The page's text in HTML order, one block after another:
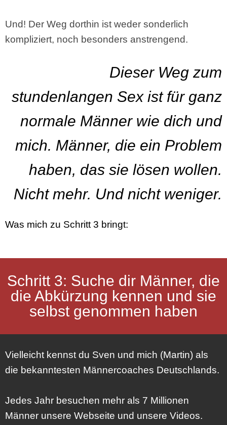
Und! Der Weg dorthin ist weder sonderlich
kompliziert, noch besonders anstrengend.
Dieser Weg zum
stundenlangen Sex ist für ganz
normale Männer wie dich und
mich. Männer, die ein Problem
haben, das sie lösen wollen.
Nicht mehr. Und nicht weniger.
Was mich zu Schritt 3 bringt:
Schritt 3: Suche dir Männer, die
die Abkürzung kennen und sie
selbst genommen haben
Vielleicht kennst du Sven und mich (Martin) als
die bekanntesten Männercoaches Deutschlands.
Jedes Jahr besuchen mehr als 7 Millionen
Männer unsere Webseite und unsere Videos.